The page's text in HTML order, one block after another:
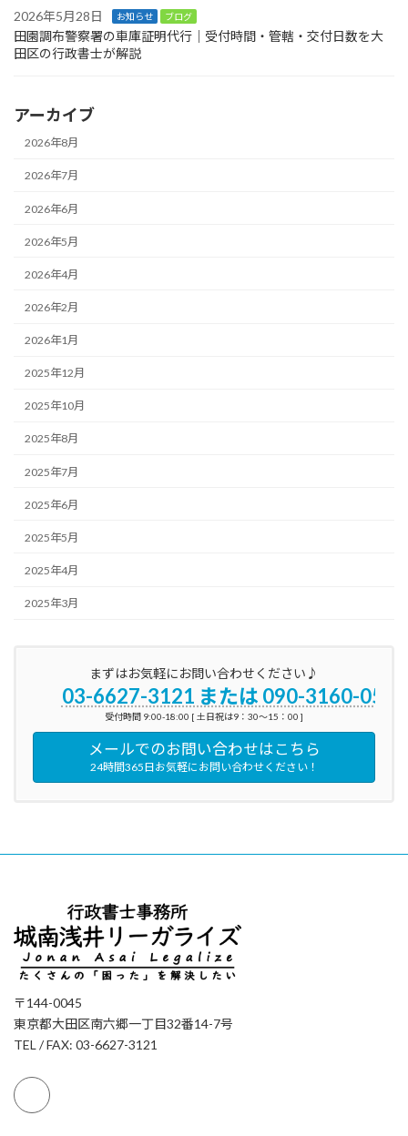
2026年5月28日 お知らせ ブログ
田園調布警察署の車庫証明代行｜受付時間・管轄・交付日数を大
田区の行政書士が解説
アーカイブ
2026年8月
2026年7月
2026年6月
2026年5月
2026年4月
2026年2月
2026年1月
2025年12月
2025年10月
2025年8月
2025年7月
2025年6月
2025年5月
2025年4月
2025年3月
まずはお気軽にお問い合わせください♪
03-6627-3121 または 090-3160-0596
受付時間 9:00-18:00 [ 土日祝は9：30～15：00 ]
メールでのお問い合わせはこちら
24時間365日お気軽にお問い合わせください！
〒144-0045
東京都大田区南六郷一丁目32番14-7号
TEL / FAX: 03-6627-3121